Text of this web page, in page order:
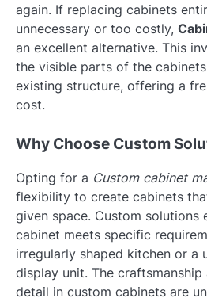
again. If replacing cabinets
unnecessary or too costly,
an excellent alternative. This
the visible parts of the
existing structure, offering a
cost.
Why Choose Custom
Opting for a Custom cabinet
flexibility to create cabinets
given space. Custom solutions
cabinet meets specific
irregularly shaped kitchen or a
display unit. The
detail in custom cabinets are